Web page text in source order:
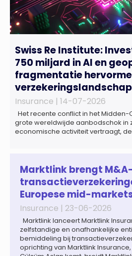
Swiss Re Institute:
750 miljard in AI en
fragmentatie
verzekeringslandschap
Insurance | 14-07-2026
Het recente conflict in het Midden-
grote wereldwijde aanbodschok in
economische activiteit vertraagt,
wereldwijd naar verwachting
termen in […]
Marktlink brengt M&A-
Europese mid-
Insurance | 23-06-2026
Marktlink lanceert Marktlink
zelfstandige en onafhankelijke
bemiddeling bij
oprichting van Marktlink